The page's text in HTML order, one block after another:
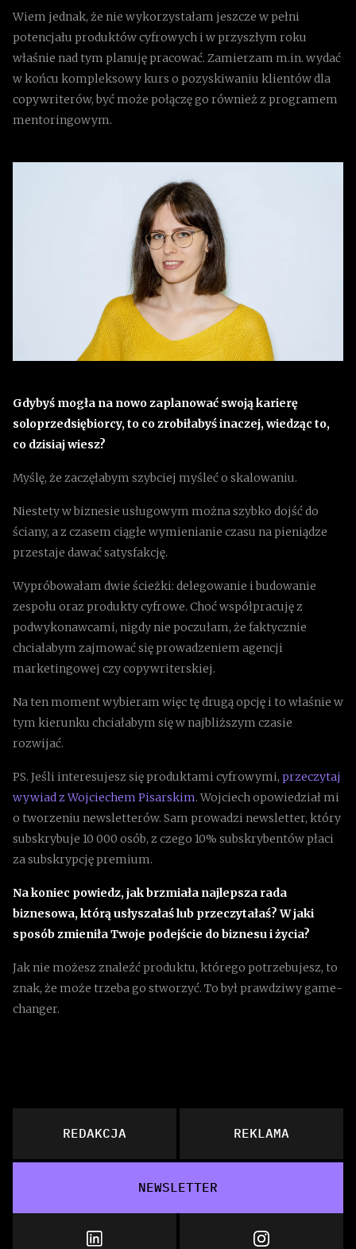
Wiem jednak, że nie wykorzystałam jeszcze w pełni
potencjału produktów cyfrowych i w przyszłym roku
właśnie nad tym planuję pracować. Zamierzam m.in. wydać
w końcu kompleksowy kurs o pozyskiwaniu klientów dla
copywriterów, być może połączę go również z programem
mentoringowym.
Gdybyś mogła na nowo zaplanować swoją karierę
soloprzedsiębiorcy, to co zrobiłabyś inaczej, wiedząc to,
co dzisiaj wiesz?
Myślę, że zaczęłabym szybciej myśleć o skalowaniu.
Niestety w biznesie usługowym można szybko dojść do
ściany, a z czasem ciągłe wymienianie czasu na pieniądze
przestaje dawać satysfakcję.
Wypróbowałam dwie ścieżki: delegowanie i budowanie
zespołu oraz produkty cyfrowe. Choć współpracuję z
podwykonawcami, nigdy nie poczułam, że faktycznie
chciałabym zajmować się prowadzeniem agencji
marketingowej czy copywriterskiej.
Na ten moment wybieram więc tę drugą opcję i to właśnie w
tym kierunku chciałabym się w najbliższym czasie
rozwijać.
PS. Jeśli interesujesz się produktami cyfrowymi, przeczytaj
wywiad z Wojciechem Pisarskim. Wojciech opowiedział mi
o tworzeniu newsletterów. Sam prowadzi newsletter, który
subskrybuje 10 000 osób, z czego 10% subskrybentów płaci
za subskrypcję premium.
Na koniec powiedz, jak brzmiała najlepsza rada
biznesowa, którą usłyszałaś lub przeczytałaś? W jaki
sposób zmieniła Twoje podejście do biznesu i życia?
Jak nie możesz znaleźć produktu, którego potrzebujesz, to
znak, że może trzeba go stworzyć. To był prawdziwy game-
changer.
REDAKCJA REKLAMA
NEWSLETTER